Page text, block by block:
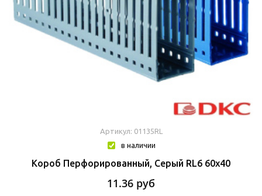
Артикул: 01135RL
в наличии
Короб Перфорированный, Серый RL6 60x40
11.36 руб